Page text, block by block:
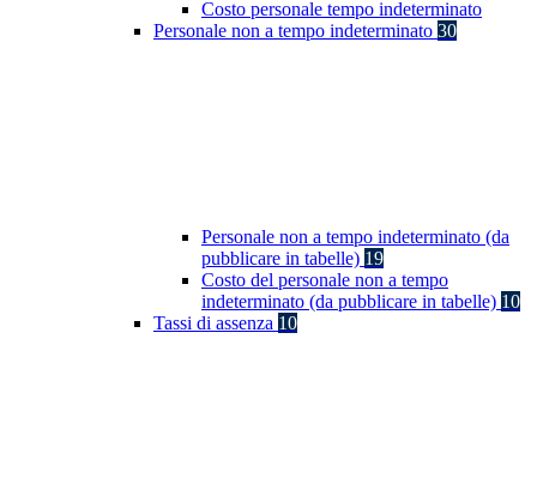
Costo personale tempo indeterminato
Personale non a tempo indeterminato 30
Personale non a tempo indeterminato (da
pubblicare in tabelle) 19
Costo del personale non a tempo
indeterminato (da pubblicare in tabelle) 10
Tassi di assenza 10